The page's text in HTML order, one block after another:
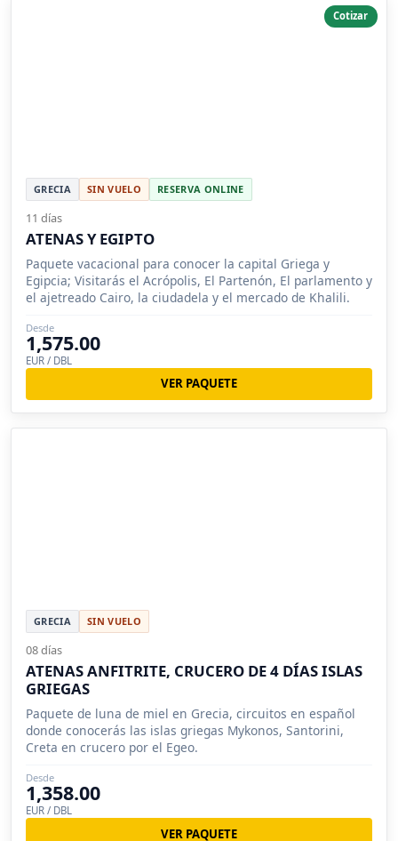
Cotizar
GRECIA SIN VUELO RESERVA ONLINE
11 días
ATENAS Y EGIPTO
Paquete vacacional para conocer la capital Griega y
Egipcia; Visitarás el Acrópolis, El Partenón, El parlamento y
el ajetreado Cairo, la ciudadela y el mercado de Khalili.
Desde
1,575.00
EUR / DBL
VER PAQUETE
GRECIA SIN VUELO
08 días
ATENAS ANFITRITE, CRUCERO DE 4 DÍAS ISLAS
GRIEGAS
Paquete de luna de miel en Grecia, circuitos en español
donde conocerás las islas griegas Mykonos, Santorini,
Creta en crucero por el Egeo.
Desde
1,358.00
EUR / DBL
VER PAQUETE